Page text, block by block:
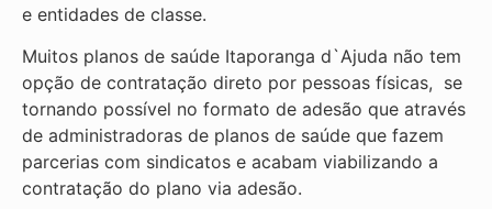
e entidades de classe.
Muitos planos de saúde Itaporanga d`Ajuda não tem
opção de contratação direto por pessoas físicas, se
tornando possível no formato de adesão que através
de administradoras de planos de saúde que fazem
parcerias com sindicatos e acabam viabilizando a
contratação do plano via adesão.